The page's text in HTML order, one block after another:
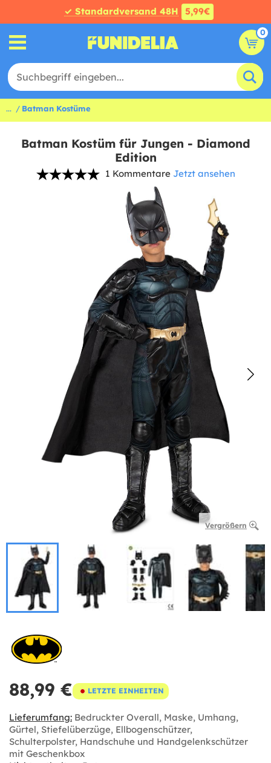
✓ Standardversand 48H 5,99€
0
... Batman Kostüme
Batman Kostüm für Jungen - Diamond
Edition
1 Kommentare Jetzt ansehen
Vergrößern
88,99 € LETZTE EINHEITEN
Lieferumfang: Bedruckter Overall, Maske, Umhang,
Gürtel, Stiefelüberzüge, Ellbogenschützer,
Schulterpolster, Handschuhe und Handgelenkschützer
mit Geschenkbox